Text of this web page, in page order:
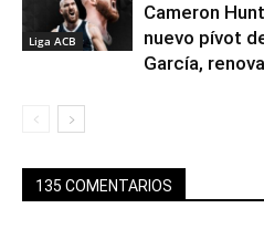
Liga ACB
Cameron
nuevo pívot
García,
135 COMENTARIOS